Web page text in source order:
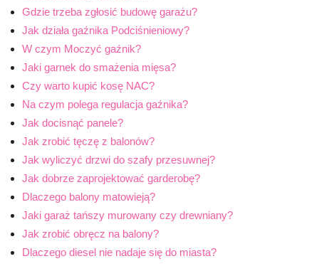
Gdzie trzeba zgłosić budowę garażu?
Jak działa gaźnika Podciśnieniowy?
W czym Moczyć gaźnik?
Jaki garnek do smażenia mięsa?
Czy warto kupić kosę NAC?
Na czym polega regulacja gaźnika?
Jak docisnąć panele?
Jak zrobić tęczę z balonów?
Jak wyliczyć drzwi do szafy przesuwnej?
Jak dobrze zaprojektować garderobę?
Dlaczego balony matowieją?
Jaki garaż tańszy murowany czy drewniany?
Jak zrobić obręcz na balony?
Dlaczego diesel nie nadaje się do miasta?